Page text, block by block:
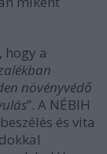
a
növényvédő
”. A NÉBIH
és vita